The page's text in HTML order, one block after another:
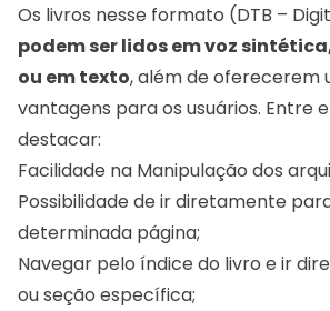
Os livros nesse formato (DTB –
podem ser lidos em voz
ou em texto, além de oferecerem
vantagens para os usuários. Entre
destacar:
Facilidade na Manipulação dos
Possibilidade de ir diretamente
determinada página;
Navegar pelo índice do livro e ir
ou seção específica;